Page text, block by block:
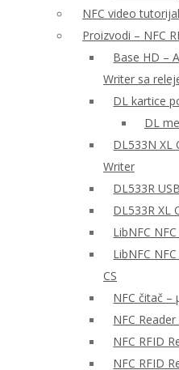
NFC video
Proizvodi – NFC
Base HD –
Writer sa
DL kartice
DL
DL533N XL
Writer
DL533R
DL533R XL
LibNFC
LibNFC
CS
NFC čitač –
NFC
NFC RFID
NFC RFID